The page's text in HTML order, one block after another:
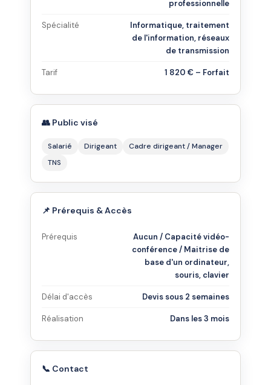
professionnelle
Spécialité
Informatique, traitement
de l'information, réseaux
de transmission
Tarif 1 820 € – Forfait
👥 Public visé
Salarié Dirigeant
Cadre dirigeant / Manager
TNS
📌 Prérequis & Accès
Prérequis
Aucun / Capacité vidéo-
conférence / Maitrise de
base d'un ordinateur,
souris, clavier
Délai d'accès Devis sous 2 semaines
Réalisation Dans les 3 mois
📞 Contact